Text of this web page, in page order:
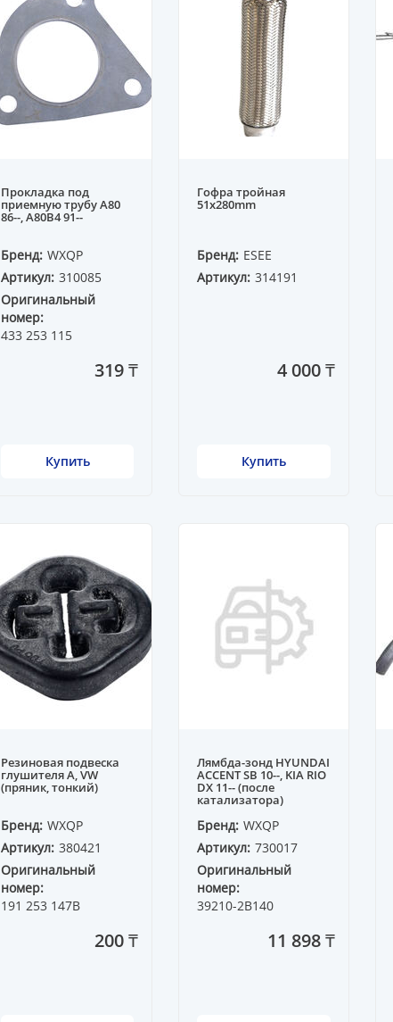
Прокладка под
приемную трубу A80
86--, A80B4 91--
Бренд: WXQP
Артикул: 310085
Оригинальный
номер:
433 253 115
319 ₸
Купить
Гофра тройная
51x280mm
Бренд: ESEE
Артикул: 314191
4 000 ₸
Купить
Резиновая подвеска
глушителя A, VW
(пряник, тонкий)
Бренд: WXQP
Артикул: 380421
Оригинальный
номер:
191 253 147B
200 ₸
Лямбда-зонд HYUNDAI
ACCENT SB 10--, KIA RIO
DX 11-- (после
катализатора)
Бренд: WXQP
Артикул: 730017
Оригинальный
номер:
39210-2B140
11 898 ₸